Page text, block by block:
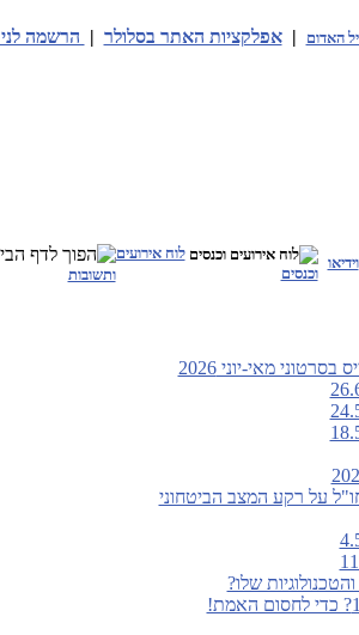
האדום |אפלקציות האתר בסלולר | הרשמה
וידיאו
לוח אירועים
וכנסים
ותשובות
מאי-יוני 2026
על רקע המצב הביטחוני
שלו?